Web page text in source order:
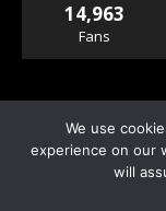
14,963
Fans
We use
experience on our
will